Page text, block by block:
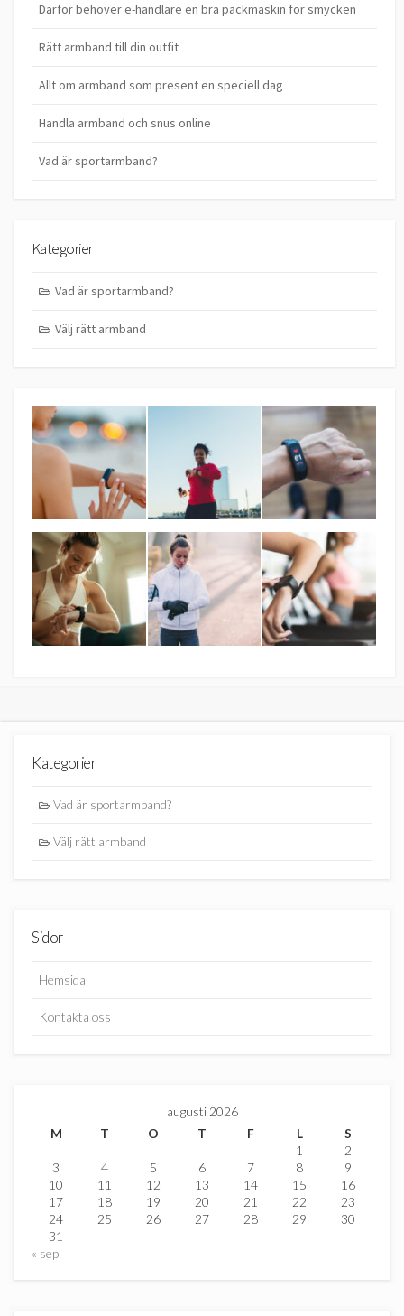
Därför behöver e-handlare en bra packmaskin för smycken
Rätt armband till din outfit
Allt om armband som present en speciell dag
Handla armband och snus online
Vad är sportarmband?
Kategorier
Vad är sportarmband?
Välj rätt armband
Kategorier
Vad är sportarmband?
Välj rätt armband
Sidor
Hemsida
Kontakta oss
augusti 2026
M
T O T F L
S
1
2
3
4 5 6 7 8
9
10
11 12 13 14 15
16
17
18 19 20 21 22
23
24
25 26 27 28 29
30
31
« sep